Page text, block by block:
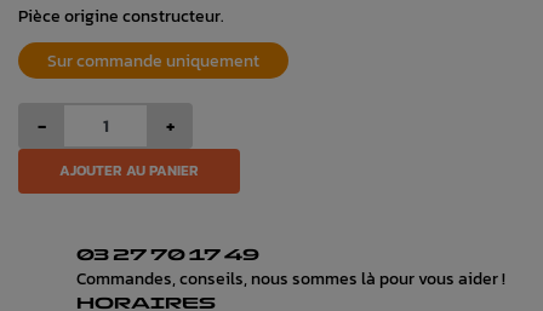
Pièce origine constructeur.
Sur commande uniquement
- +
AJOUTER AU PANIER
03 27 70 17 49
Commandes, conseils, nous sommes là pour vous aider !
HORAIRES